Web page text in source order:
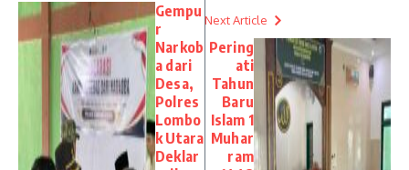
Gempu
r
Narkob
a dari
Desa,
Polres
Lombo
k Utara
Deklar
Next Article
Pering
ati
Tahun
Baru
Islam 1
Muhar
ram